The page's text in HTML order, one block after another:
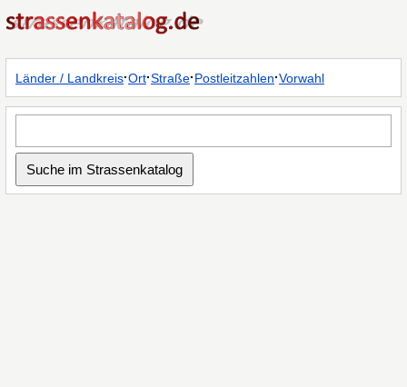
Länder / Landkreis·Ort·Straße·Postleitzahlen·Vorwahl